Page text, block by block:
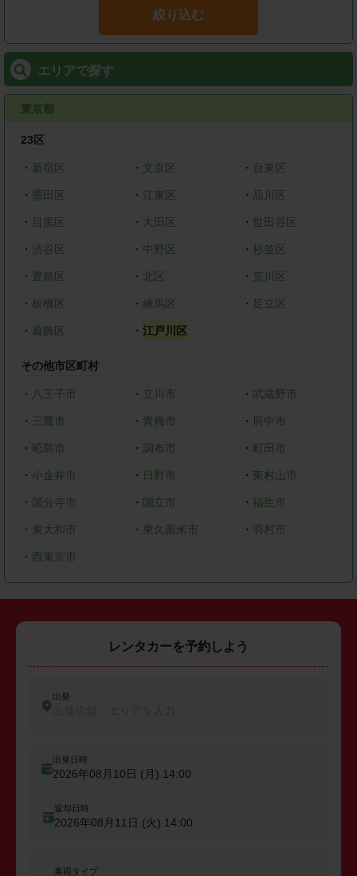
絞り込む
エリアで探す
東京都
23区
・ 新宿区 ・ 文京区 ・ 台東区
・ 墨田区 ・ 江東区 ・ 品川区
・ 目黒区 ・ 大田区 ・世田谷区
・ 渋谷区 ・ 中野区 ・杉並区
・ 豊島区 ・ 北区 ・ 荒川区
・ 板橋区 ・ 練馬区 ・ 足立区
・ 葛飾区 ・ 江戸川区
その他市区町村
・ 八王子市 ・ 立川市 ・ 武蔵野市
・ 三鷹市 ・ 青梅市 ・ 府中市
・ 昭島市 ・ 調布市 ・ 町田市
・ 小金井市 ・ 日野市 ・ 東村山市
・ 国分寺市 ・ 国立市 ・ 福生市
・ 東大和市 ・ 東久留米市 ・羽村市
・ 西東京市
レンタカーを予約しよう
出発
出発日時
2026年08月10日 (月) 14:00
返却日時
2026年08月11日 (火) 14:00
車両タイプ